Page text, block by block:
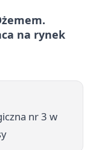
na rynek
nr 3 w